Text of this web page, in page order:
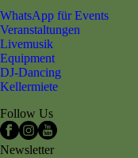
WhatsApp für Events
Veranstaltungen
Livemusik
Equipment
DJ-Dancing
Kellermiete
Follow Us
Newsletter